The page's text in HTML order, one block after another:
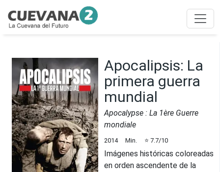
Apocalipsis: La
primera guerra
mundial
Apocalypse : La 1ère Guerre
mondiale
2014 Min. ⭐ 7.7/10
Imágenes históricas coloreadas
en orden ascendente de la